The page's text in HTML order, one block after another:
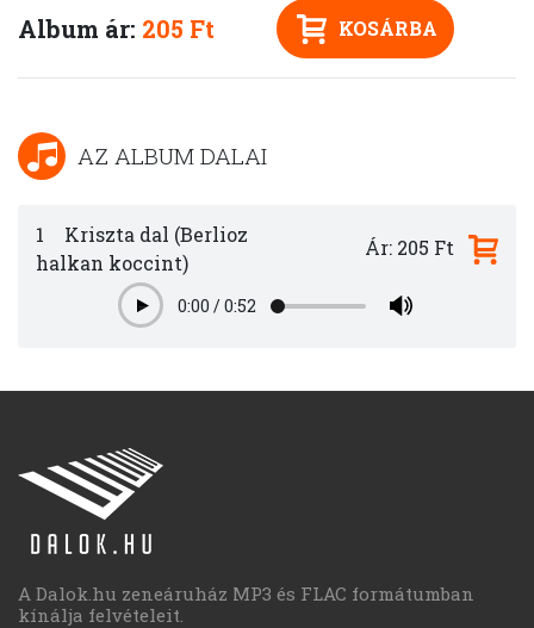
Album ár: 205 Ft KOSÁRBA
AZ ALBUM DALAI
1
Kriszta dal (Berlioz
halkan koccint)
Play0:00 /0:52
Ár: 205 Ft
A Dalok.hu zeneáruház MP3 és FLAC formátumban
kínálja felvételeit.